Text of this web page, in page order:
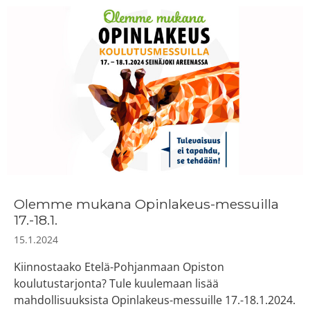
Olemme mukana Opinlakeus-messuilla
17.-18.1.
15.1.2024
Kiinnostaako Etelä-Pohjanmaan Opiston
koulutustarjonta? Tule kuulemaan lisää
mahdollisuuksista Opinlakeus-messuille 17.-18.1.2024.